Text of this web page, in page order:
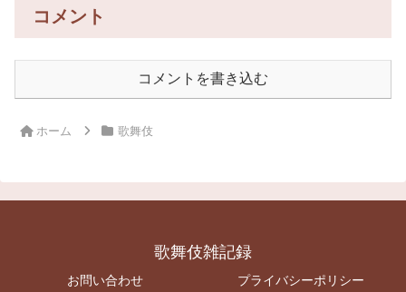
コメント
コメントを書き込む
ホーム 歌舞伎
歌舞伎雑記録
お問い合わせ プライバシーポリシー